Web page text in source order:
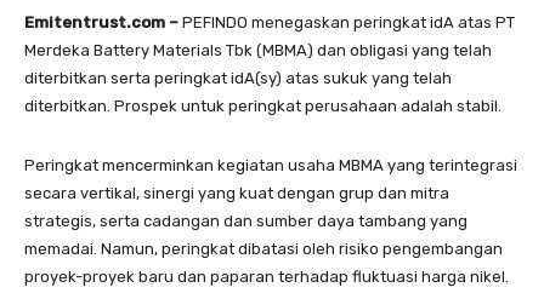
Emitentrust.com – PEFINDO menegaskan peringkat idA atas PT
Merdeka Battery Materials Tbk (MBMA) dan obligasi yang telah
diterbitkan serta peringkat idA(sy) atas sukuk yang telah
diterbitkan. Prospek untuk peringkat perusahaan adalah stabil.
Peringkat mencerminkan kegiatan usaha MBMA yang terintegrasi
secara vertikal, sinergi yang kuat dengan grup dan mitra
strategis, serta cadangan dan sumber daya tambang yang
memadai. Namun, peringkat dibatasi oleh risiko pengembangan
proyek-proyek baru dan paparan terhadap fluktuasi harga nikel.